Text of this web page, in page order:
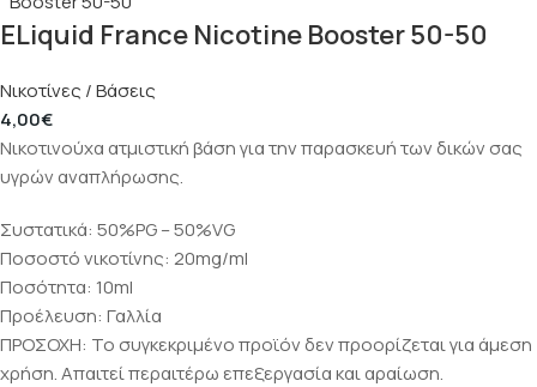
ELiquid France Nicotine Booster 50-50
Νικοτίνες / Βάσεις
4,00€
Νικοτινούχα ατμιστική βάση για την παρασκευή των δικών σας
υγρών αναπλήρωσης.
Συστατικά: 50%PG – 50%VG
Ποσοστό νικοτίνης: 20mg/ml
Ποσότητα: 10ml
Προέλευση: Γαλλία
ΠΡΟΣΟΧΗ: Το συγκεκριμένο προϊόν δεν προορίζεται για άμεση
χρήση. Απαιτεί περαιτέρω επεξεργασία και αραίωση.